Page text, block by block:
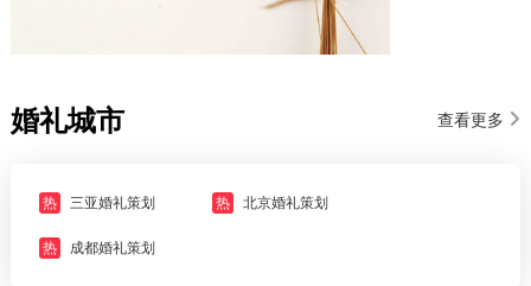
婚礼城市 查看更多
热 三亚婚礼策划 热 北京婚礼策划
热 成都婚礼策划